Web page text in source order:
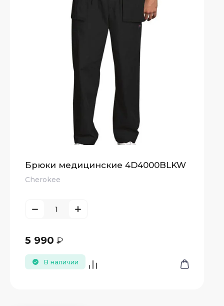
Брюки медицинские 4D4000BLKW
Cherokee
5 990 ₽
В наличии